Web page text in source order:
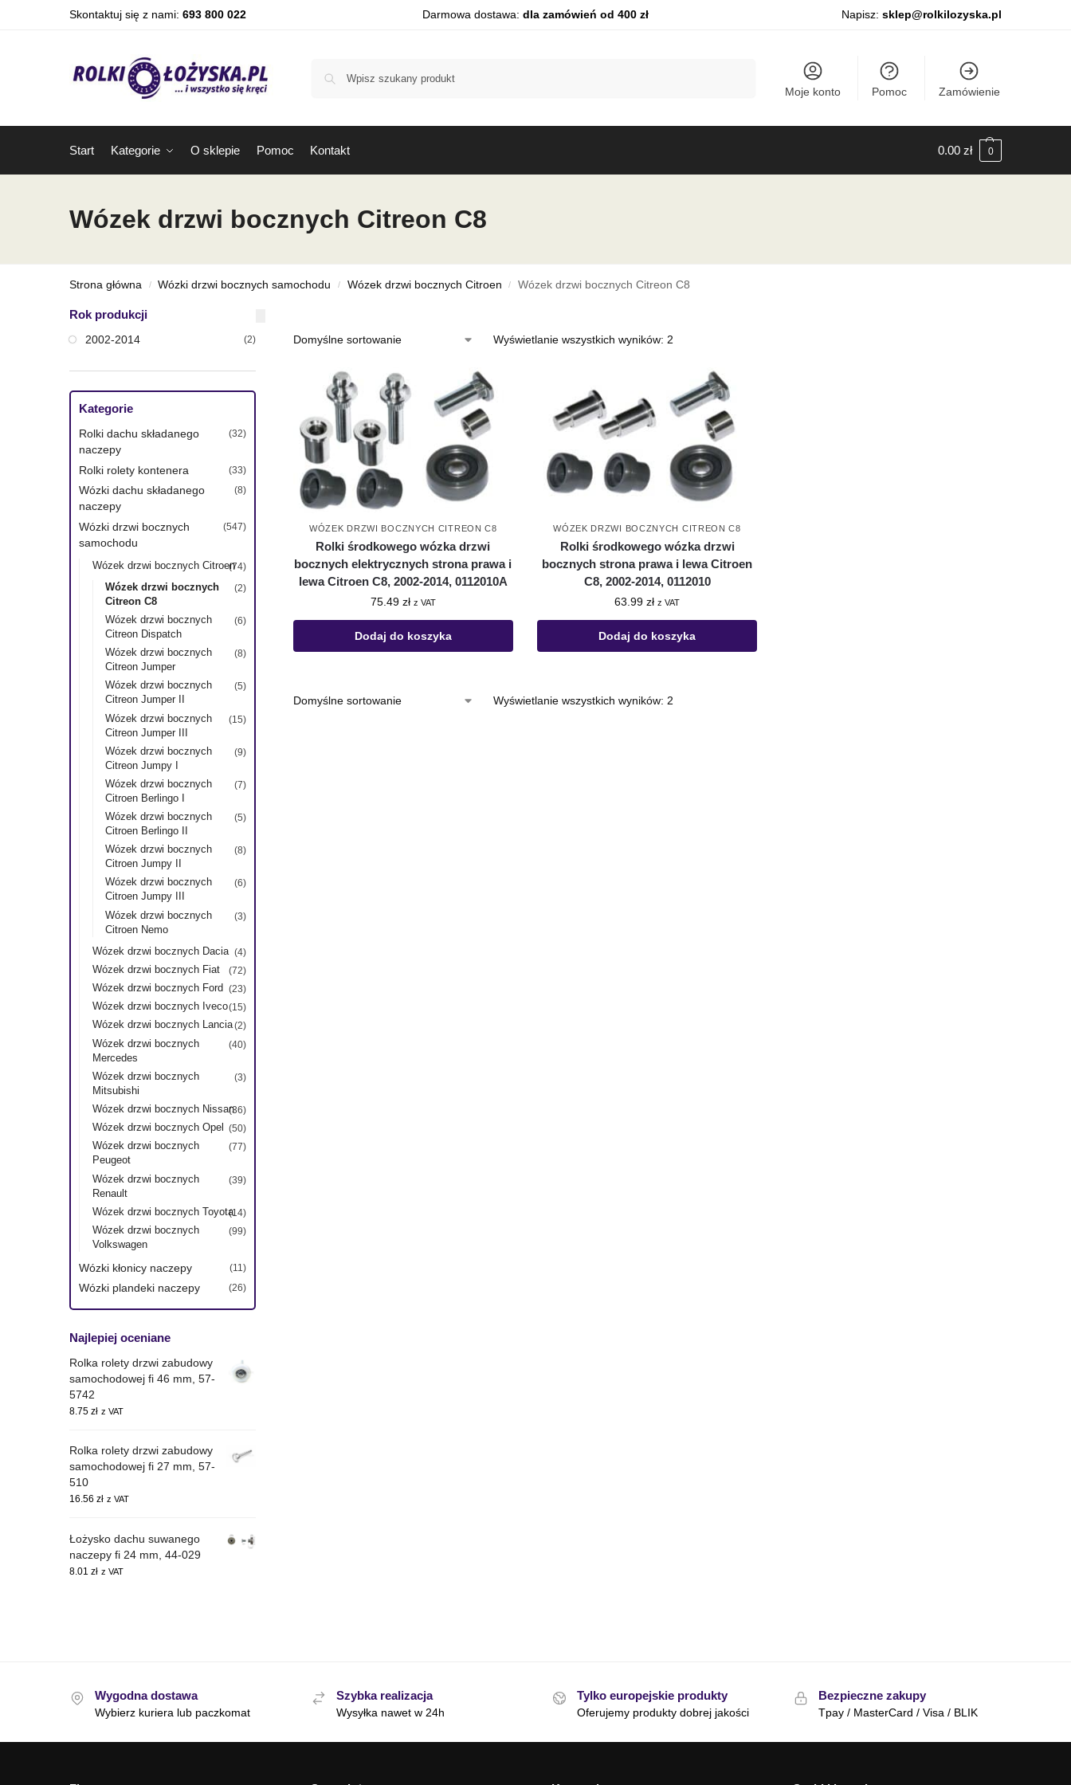
Skontaktuj się z nami: 693 800 022 Darmowa dostawa: dla zamówień od 400 zł Napisz: sklep@rolkilozyska.pl
Moje konto Pomoc Zamówienie
Start Kategorie O sklepie Pomoc Kontakt 0.00 zł 0
Wózek drzwi bocznych Citreon C8
Strona główna / Wózki drzwi bocznych samochodu / Wózek drzwi bocznych Citroen / Wózek drzwi bocznych Citreon C8
Wyświetlanie wszystkich wyników: 2
WÓZEK DRZWI BOCZNYCH CITREON C8
Rolki środkowego wózka drzwi
bocznych elektrycznych strona prawa i
lewa Citroen C8, 2002-2014, 0112010A
75.49 zł z VAT
Dodaj do koszyka
WÓZEK DRZWI BOCZNYCH CITREON C8
Rolki środkowego wózka drzwi
bocznych strona prawa i lewa Citroen
C8, 2002-2014, 0112010
63.99 zł z VAT
Dodaj do koszyka
Wyświetlanie wszystkich wyników: 2
Rok produkcji
2002-2014 (2)
Kategorie
Rolki dachu składanego
naczepy
(32)
Rolki rolety kontenera (33)
Wózki dachu składanego
naczepy
(8)
Wózki drzwi bocznych
samochodu
(547)
Wózek drzwi bocznych Citroen(74)
Wózek drzwi bocznych
Citreon C8
(2)
Wózek drzwi bocznych
Citreon Dispatch
(6)
Wózek drzwi bocznych
Citreon Jumper
(8)
Wózek drzwi bocznych
Citreon Jumper II
(5)
Wózek drzwi bocznych
Citreon Jumper III
(15)
Wózek drzwi bocznych
Citreon Jumpy I
(9)
Wózek drzwi bocznych
Citroen Berlingo I
(7)
Wózek drzwi bocznych
Citroen Berlingo II
(5)
Wózek drzwi bocznych
Citroen Jumpy II
(8)
Wózek drzwi bocznych
Citroen Jumpy III
(6)
Wózek drzwi bocznych
Citroen Nemo
(3)
Wózek drzwi bocznych Dacia (4)
Wózek drzwi bocznych Fiat (72)
Wózek drzwi bocznych Ford (23)
Wózek drzwi bocznych Iveco(15)
Wózek drzwi bocznych Lancia(2)
Wózek drzwi bocznych
Mercedes
(40)
Wózek drzwi bocznych
Mitsubishi
(3)
Wózek drzwi bocznych Nissan(36)
Wózek drzwi bocznych Opel (50)
Wózek drzwi bocznych
Peugeot
(77)
Wózek drzwi bocznych
Renault
(39)
Wózek drzwi bocznych Toyota(14)
Wózek drzwi bocznych
Volkswagen
(99)
Wózki kłonicy naczepy (11)
Wózki plandeki naczepy (26)
Najlepiej oceniane
Rolka rolety drzwi zabudowy
samochodowej fi 46 mm, 57-
5742
8.75 zł z VAT
Rolka rolety drzwi zabudowy
samochodowej fi 27 mm, 57-
510
16.56 zł z VAT
Łożysko dachu suwanego
naczepy fi 24 mm, 44-029
8.01 zł z VAT
Wygodna dostawa
Wybierz kuriera lub paczkomat
Szybka realizacja
Wysyłka nawet w 24h
Tylko europejskie produkty
Oferujemy produkty dobrej jakości
Bezpieczne zakupy
Tpay / MasterCard / Visa / BLIK